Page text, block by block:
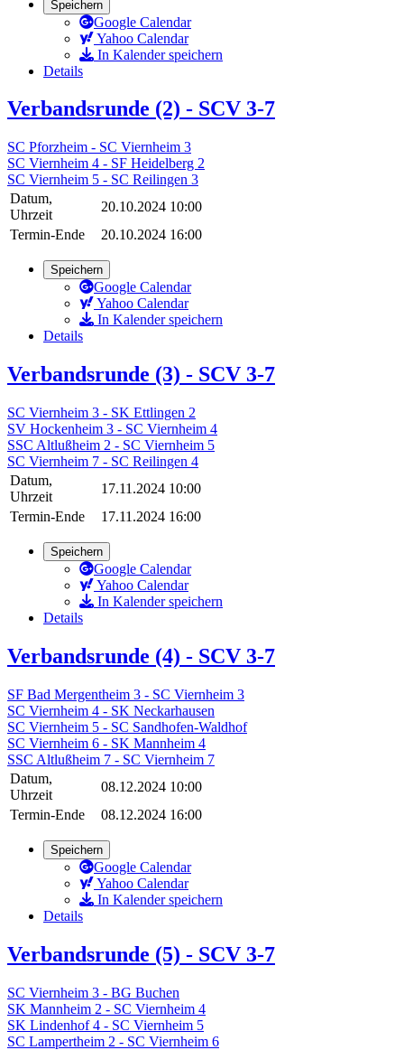
Speichern
Google Calendar
Yahoo Calendar
In Kalender speichern
Details
Verbandsrunde (2) - SCV 3-7
SC Pforzheim - SC Viernheim 3
SC Viernheim 4 - SF Heidelberg 2
SC Viernheim 5 - SC Reilingen 3
Datum,
Uhrzeit
20.10.2024 10:00
Termin-Ende
20.10.2024 16:00
Speichern
Google Calendar
Yahoo Calendar
In Kalender speichern
Details
Verbandsrunde (3) - SCV 3-7
SC Viernheim 3 - SK Ettlingen 2
SV Hockenheim 3 - SC Viernheim 4
SSC Altlußheim 2 - SC Viernheim 5
SC Viernheim 7 - SC Reilingen 4
Datum,
Uhrzeit
17.11.2024 10:00
Termin-Ende
17.11.2024 16:00
Speichern
Google Calendar
Yahoo Calendar
In Kalender speichern
Details
Verbandsrunde (4) - SCV 3-7
SF Bad Mergentheim 3 - SC Viernheim 3
SC Viernheim 4 - SK Neckarhausen
SC Viernheim 5 - SC Sandhofen-Waldhof
SC Viernheim 6 - SK Mannheim 4
SSC Altlußheim 7 - SC Viernheim 7
Datum,
Uhrzeit
08.12.2024 10:00
Termin-Ende
08.12.2024 16:00
Speichern
Google Calendar
Yahoo Calendar
In Kalender speichern
Details
Verbandsrunde (5) - SCV 3-7
SC Viernheim 3 - BG Buchen
SK Mannheim 2 - SC Viernheim 4
SK Lindenhof 4 - SC Viernheim 5
SC Lampertheim 2 - SC Viernheim 6